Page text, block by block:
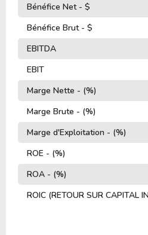
Bénéfice Net - $
Bénéfice Brut - $
EBITDA
EBIT
Marge Nette - (%)
Marge Brute - (%)
Marge d'Exploitation - (%)
ROE - (%)
ROA - (%)
ROIC (RETOUR SUR CAPITAL